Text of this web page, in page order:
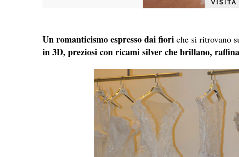
Un romanticismo espresso dai fiori che si ritrovano
in 3D, preziosi con ricami silver che brillano,